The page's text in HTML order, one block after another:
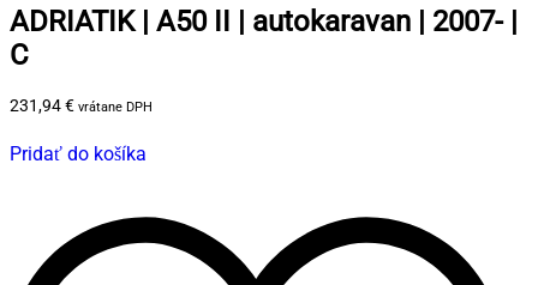
ADRIATIK | A50 II | autokaravan | 2007- |
C
231,94€ vrátane DPH
Pridať do košíka